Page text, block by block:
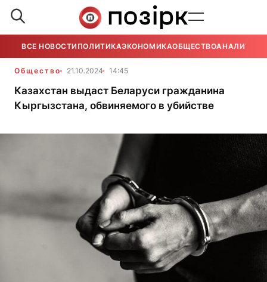
ВСЕ НОВОСТИ ПОЛИТИКАЭКОНОМИКАОБЩЕСТВОАНАЛИТИКА
Общество 21.10.2024 14:45
Казахстан выдаст Беларуси гражданина
Кыргызстана, обвиняемого в убийстве